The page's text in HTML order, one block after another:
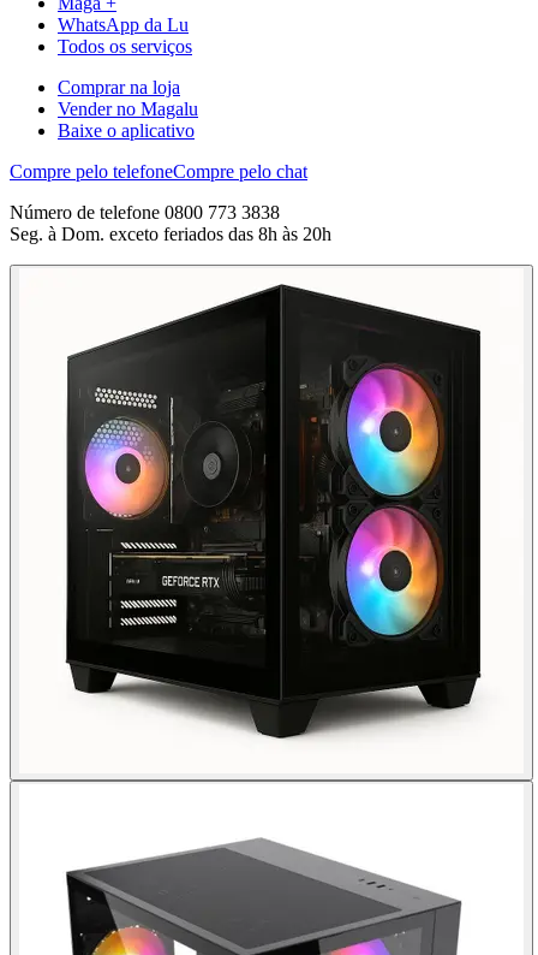
WhatsApp da Lu
Todos os serviços
Comprar na loja
Vender no Magalu
Baixe o aplicativo
Compre pelo telefoneCompre pelo chat
Número de telefone 0800 773 3838
Seg. à Dom. exceto feriados das 8h às 20h